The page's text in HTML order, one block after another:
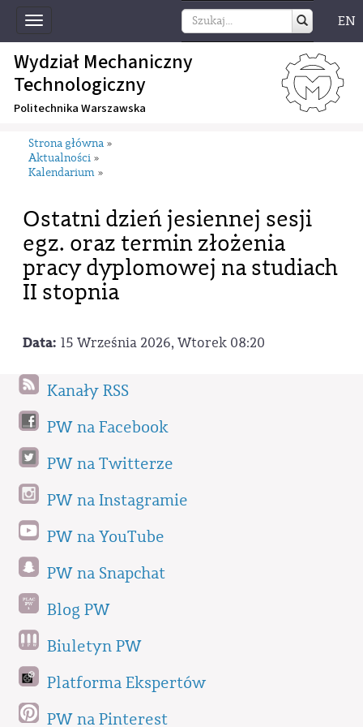
Toggle
navigation
EN
Wydział Mechaniczny
Technologiczny
Politechnika Warszawska
Strona główna »
Aktualności »
Kalendarium »
Ostatni dzień jesiennej sesji
egz. oraz termin złożenia
pracy dyplomowej na studiach
II stopnia
Data: 15 Września 2026, Wtorek 08:20
Kanały RSS
PW na Facebook
PW na Twitterze
PW na Instagramie
PW na YouTube
PW na Snapchat
Blog PW
Biuletyn PW
Platforma Ekspertów
PW na Pinterest